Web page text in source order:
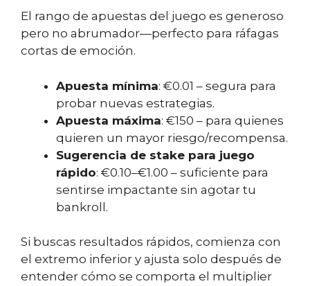
El rango de apuestas del juego es generoso
pero no abrumador—perfecto para ráfagas
cortas de emoción.
Apuesta mínima: €0.01 – segura para
probar nuevas estrategias.
Apuesta máxima: €150 – para quienes
quieren un mayor riesgo/recompensa.
Sugerencia de stake para juego
rápido: €0.10–€1.00 – suficiente para
sentirse impactante sin agotar tu
bankroll.
Si buscas resultados rápidos, comienza con
el extremo inferior y ajusta solo después de
entender cómo se comporta el multiplier